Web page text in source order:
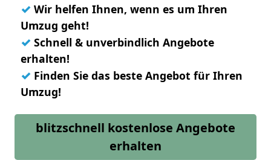
✓ Wir helfen Ihnen, wenn es um Ihren
Umzug geht!
✓ Schnell & unverbindlich Angebote
erhalten!
✓ Finden Sie das beste Angebot für Ihren
Umzug!
blitzschnell kostenlose Angebote
erhalten